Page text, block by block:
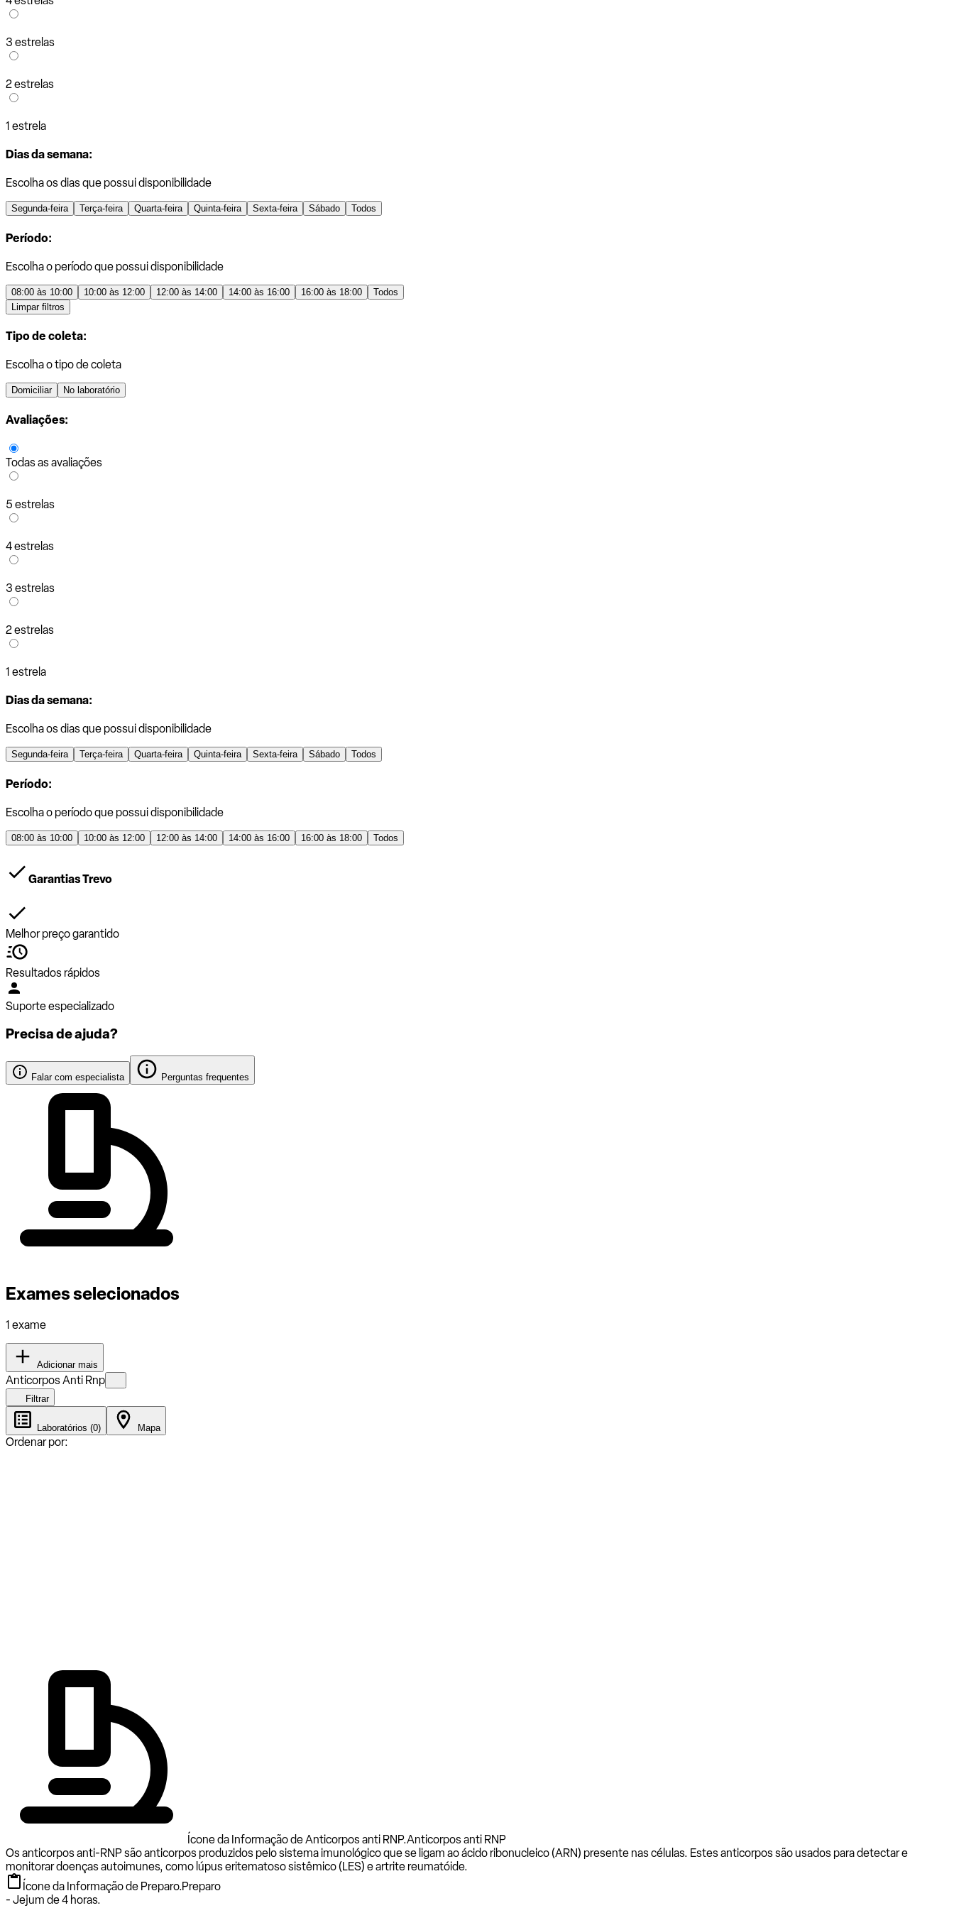
3 estrelas
2 estrelas
1 estrela
Dias da semana:
Escolha os dias que possui disponibilidade
Segunda-feira Terça-feira Quarta-feira Quinta-feira Sexta-feira Sábado Todos
Período:
Escolha o período que possui disponibilidade
08:00 às 10:00 10:00 às 12:00 12:00 às 14:00 14:00 às 16:00 16:00 às 18:00
Todos
Limpar filtros
Tipo de coleta:
Escolha o tipo de coleta
Domiciliar No laboratório
Avaliações:
Todas as avaliações
5 estrelas
4 estrelas
3 estrelas
2 estrelas
1 estrela
Dias da semana:
Escolha os dias que possui disponibilidade
Segunda-feira Terça-feira Quarta-feira Quinta-feira Sexta-feira Sábado Todos
Período:
Escolha o período que possui disponibilidade
08:00 às 10:00 10:00 às 12:00 12:00 às 14:00 14:00 às 16:00 16:00 às 18:00 Todos
Garantias Trevo
Melhor preço garantido
Resultados rápidos
Suporte especializado
Precisa de ajuda?
Falar com especialista Perguntas frequentes
Exames selecionados
1 exame
Adicionar mais
Anticorpos Anti Rnp
Filtrar
Laboratórios (0) Mapa
Ordenar por:
Ícone da Informação de Anticorpos anti RNP.Anticorpos anti RNP
Os anticorpos anti-RNP são anticorpos produzidos pelo sistema imunológico que se ligam ao ácido ribonucleico (ARN) presente nas células. Estes anticorpos são usados para detectar e
monitorar doenças autoimunes, como lúpus eritematoso sistêmico (LES) e artrite reumatóide.
Ícone da Informação de Preparo.Preparo
- Jejum de 4 horas.